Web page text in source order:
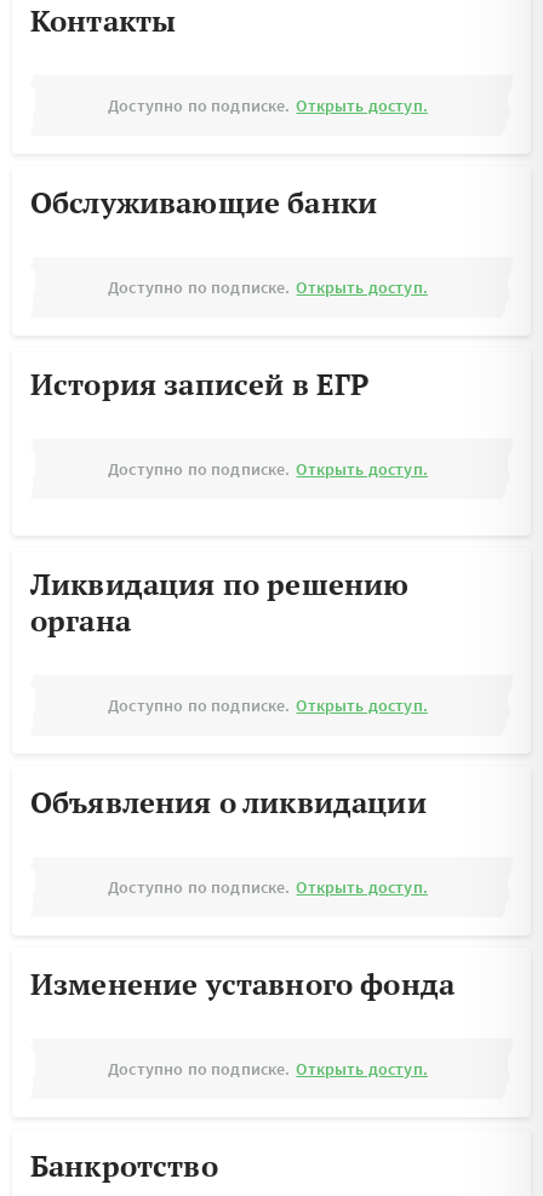
Контакты
Доступно по подписке. Открыть доступ.
Обслуживающие банки
Доступно по подписке. Открыть доступ.
История записей в ЕГР
Доступно по подписке. Открыть доступ.
Ликвидация по решению
органа
Доступно по подписке. Открыть доступ.
Объявления о ликвидации
Доступно по подписке. Открыть доступ.
Изменение уставного фонда
Доступно по подписке. Открыть доступ.
Банкротство